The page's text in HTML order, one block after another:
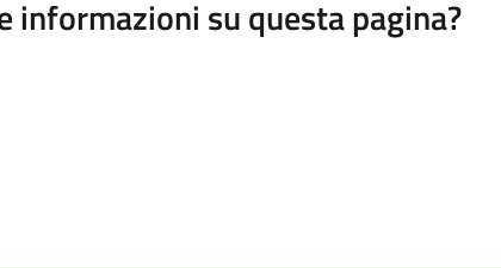
informazioni su questa pagina?